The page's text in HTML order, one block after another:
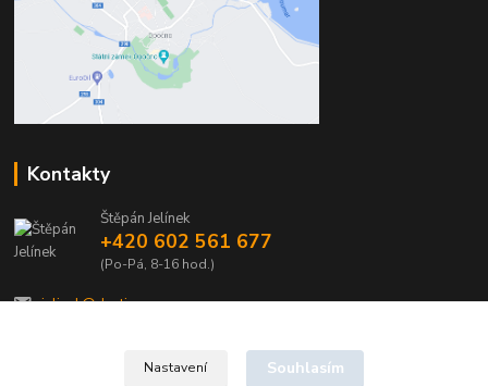
Kontakty
Štěpán Jelínek
+420 602 561 677
(Po-Pá, 8-16 hod.)
jelinek@dentia.cz
Nastavení Souhlasím